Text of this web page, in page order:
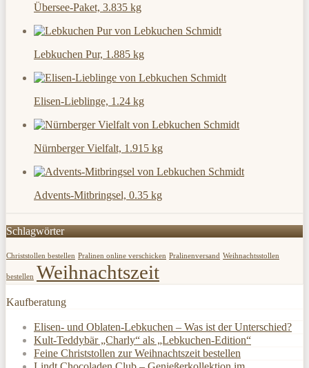
Übersee-Paket, 3.835 kg
Lebkuchen Pur, 1.885 kg
Elisen-Lieblinge, 1.24 kg
Nürnberger Vielfalt, 1.915 kg
Advents-Mitbringsel, 0.35 kg
Schlagwörter
Christstollen bestellen Pralinen online verschicken Pralinenversand Weihnachtsstollen
bestellen Weihnachtszeit
Kaufberatung
Elisen- und Oblaten-Lebkuchen – Was ist der Unterschied?
Kult-Teddybär „Charly“ als „Lebkuchen-Edition“
Feine Christstollen zur Weihnachtszeit bestellen